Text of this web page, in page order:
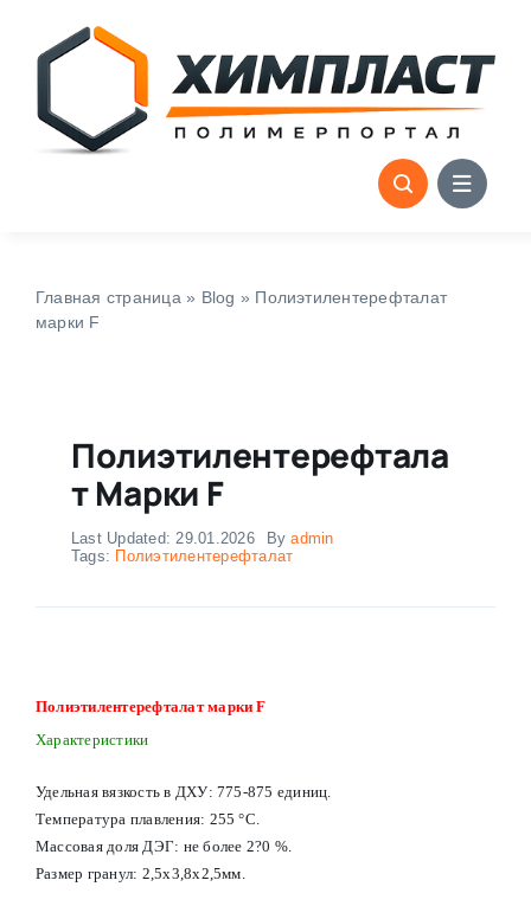
content
Главная страница » Blog » Полиэтилентерефталат
марки F
Полиэтилентерефтала
Т Марки F
Last Updated: 29.01.2026 Byadmin
Tags: Полиэтилентерефталат
Полиэтилентерефталат марки F
Характеристики
Удельная вязкость в ДХУ: 775-875 единиц.
Температура плавления: 255 °С.
Массовая доля ДЭГ: не более 2?0 %.
Размер гранул: 2,5х3,8х2,5мм.